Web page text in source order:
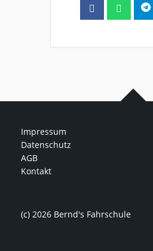
Impressum
Datenschutz
AGB
Kontakt
(c) 2026 Bernd's Fahrschule